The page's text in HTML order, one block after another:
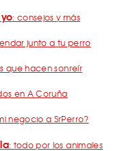
: consejos y más
junto a tu perro
que hacen sonreír
en A Coruña
negocio a SrPerro?
: todo por los animales